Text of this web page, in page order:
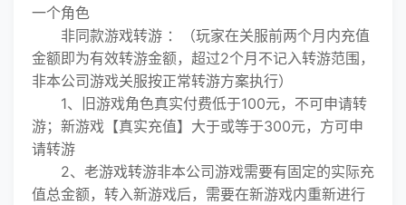
一个角色
非同款游戏转游 ：（玩家在关服前两个月内充值
金额即为有效转游金额，超过2个月不记入转游范围，
非本公司游戏关服按正常转游方案执行）
1、旧游戏角色真实付费低于100元，不可申请转
游；新游戏【真实充值】大于或等于300元，方可申
请转游
2、老游戏转游非本公司游戏需要有固定的实际充
值总金额，转入新游戏后，需要在新游戏内重新进行